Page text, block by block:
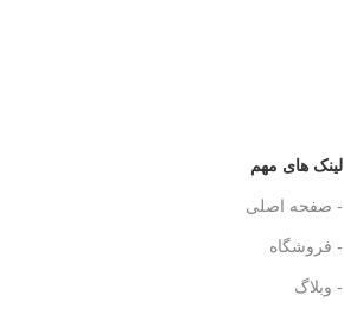
لینک های مهم
- صفحه اصلی
- فروشگاه
- وبلاگ